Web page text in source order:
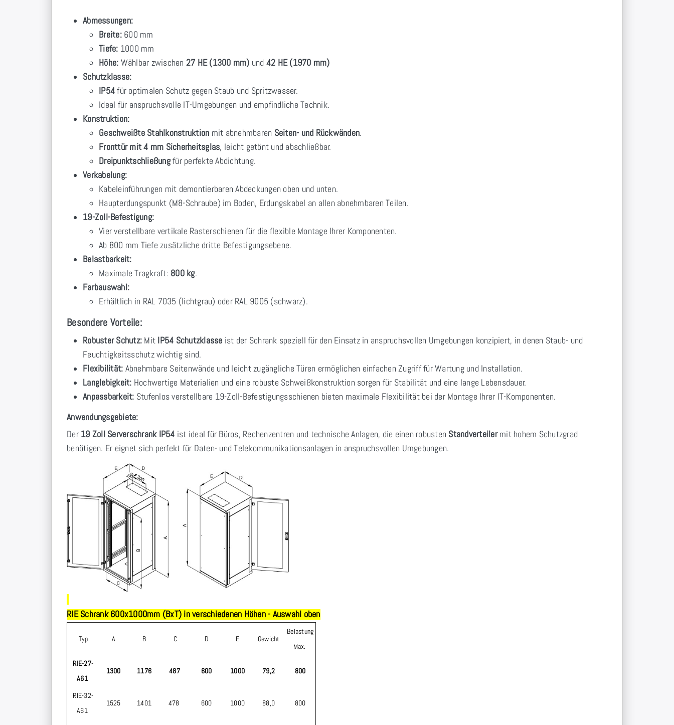
Abmessungen:
Breite:600 mm
Tiefe: 1000 mm
Höhe: Wählbar zwischen 27 HE (1300 mm) und 42 HE (1970 mm)
Schutzklasse:
IP54für optimalen Schutz gegen Staub und Spritzwasser.
Ideal für anspruchsvolle IT-Umgebungen und empfindliche Technik.
Konstruktion:
Geschweißte Stahlkonstruktion mit abnehmbaren Seiten- und Rückwänden.
Fronttür mit 4 mm Sicherheitsglas, leicht getönt und abschließbar.
Dreipunktschließungfür perfekte Abdichtung.
Verkabelung:
Kabeleinführungen mit demontierbaren Abdeckungen oben und unten.
Haupterdungspunkt (M8-Schraube) im Boden, Erdungskabel an allen abnehmbaren Teilen.
19-Zoll-Befestigung:
Vier verstellbare vertikale Rasterschienen für die flexible Montage Ihrer Komponenten.
Ab 800 mm Tiefe zusätzliche dritte Befestigungsebene.
Belastbarkeit:
Maximale Tragkraft: 800 kg.
Farbauswahl:
Erhältlich in RAL 7035 (lichtgrau) oder RAL 9005 (schwarz).
Besondere Vorteile:
Robuster Schutz: Mit IP54 Schutzklasse ist der Schrank speziell für den Einsatz in anspruchsvollen Umgebungen konzipiert, in denen Staub- und
Feuchtigkeitsschutz wichtig sind.
Flexibilität: Abnehmbare Seitenwände und leicht zugängliche Türen ermöglichen einfachen Zugriff für Wartung und Installation.
Langlebigkeit: Hochwertige Materialien und eine robuste Schweißkonstruktion sorgen für Stabilität und eine lange Lebensdauer.
Anpassbarkeit: Stufenlos verstellbare 19-Zoll-Befestigungsschienen bieten maximale Flexibilität bei der Montage Ihrer IT-Komponenten.
Anwendungsgebiete:
Der 19 Zoll Serverschrank IP54 ist ideal für Büros, Rechenzentren und technische Anlagen, die einen robusten Standverteilermit hohem Schutzgrad
benötigen. Er eignet sich perfekt für Daten- und Telekommunikationsanlagen in anspruchsvollen Umgebungen.
RIE Schrank 600x1000mm (BxT) in verschiedenen Höhen - Auswahl oben
Typ A B C D E Gewicht
Belastung
Max.
RIE-27-
A61
1300 1176 487 600 1000 79,2 800
RIE-32-
A61
1525 1401 478 600 1000 88,0 800